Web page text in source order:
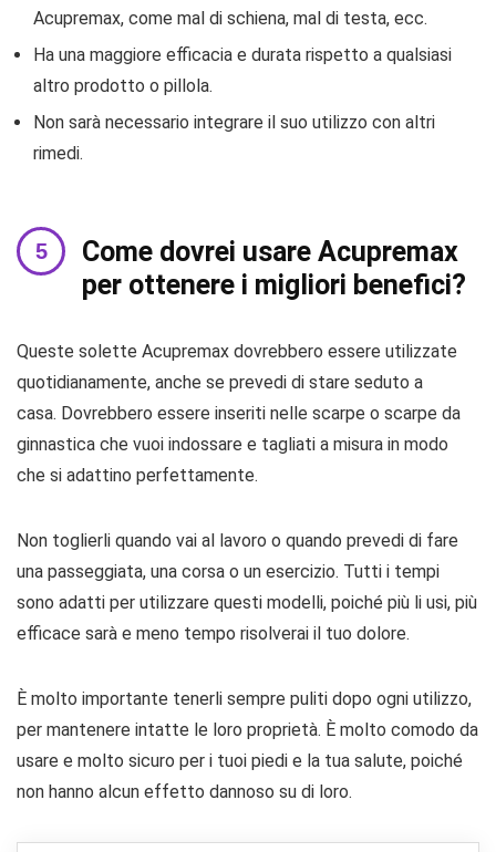
Acupremax, come mal di schiena, mal di testa, ecc.
Ha una maggiore efficacia e durata rispetto a qualsiasi
altro prodotto o pillola.
Non sarà necessario integrare il suo utilizzo con altri
rimedi.
Come dovrei usare Acupremax
per ottenere i migliori benefici?
Queste solette Acupremax dovrebbero essere utilizzate
quotidianamente, anche se prevedi di stare seduto a
casa. Dovrebbero essere inseriti nelle scarpe o scarpe da
ginnastica che vuoi indossare e tagliati a misura in modo
che si adattino perfettamente.
Non toglierli quando vai al lavoro o quando prevedi di fare
una passeggiata, una corsa o un esercizio. Tutti i tempi
sono adatti per utilizzare questi modelli, poiché più li usi, più
efficace sarà e meno tempo risolverai il tuo dolore.
È molto importante tenerli sempre puliti dopo ogni utilizzo,
per mantenere intatte le loro proprietà. È molto comodo da
usare e molto sicuro per i tuoi piedi e la tua salute, poiché
non hanno alcun effetto dannoso su di loro.